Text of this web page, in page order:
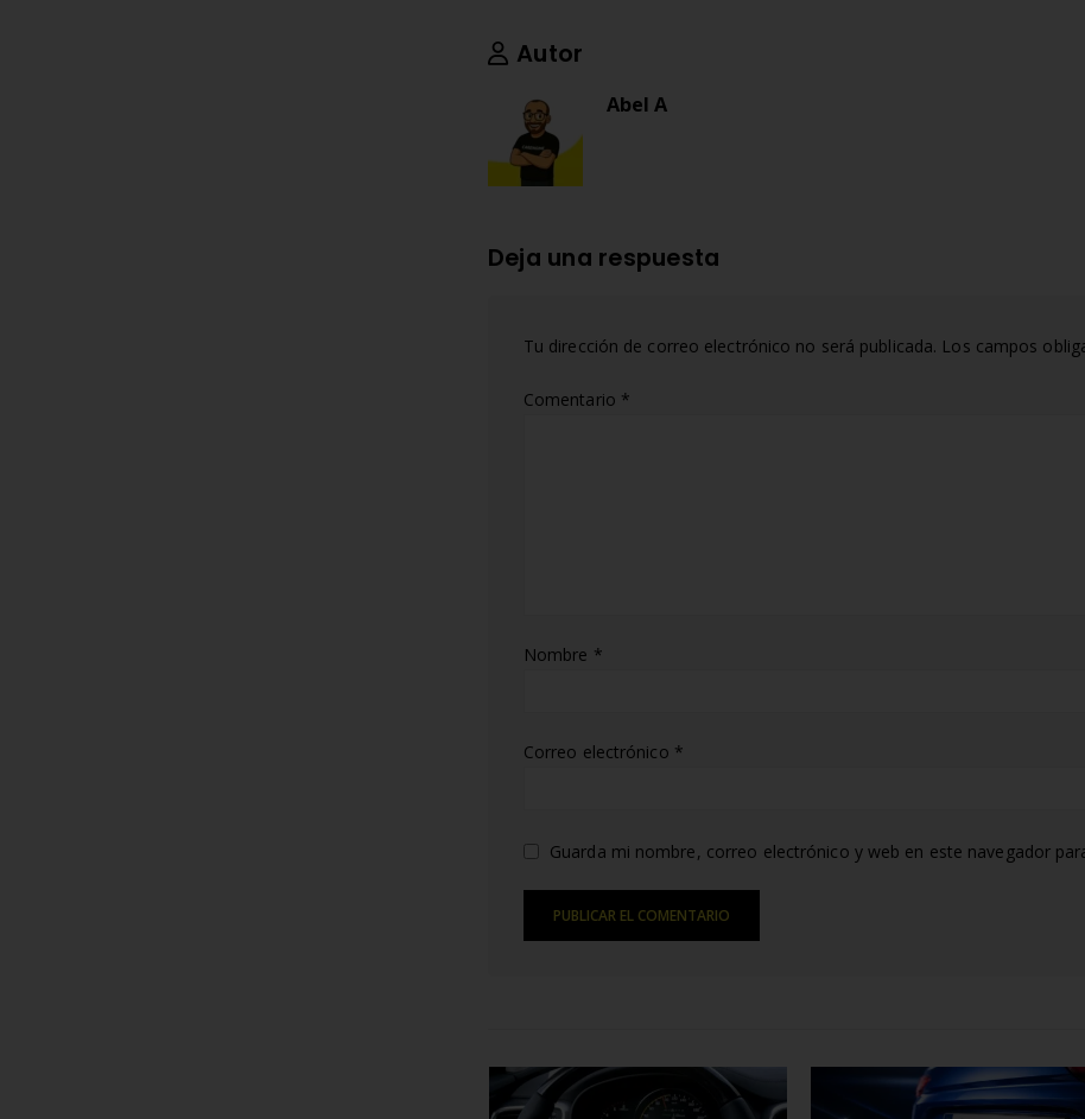
Autor
Abel A
Deja una respuesta
Tu dirección de correo electrónico no será publicada. Los campos
Comentario *
Nombre *
Correo electrónico *
Guarda mi nombre, correo electrónico y web en este navegador
RELATED POSTS